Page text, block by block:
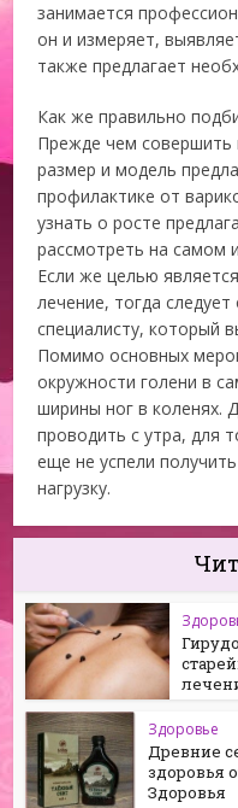
занимается
он и измеряет,
также предлагает
Как же правильно
Прежде чем совершить
размер и модель
профилактике от
узнать о росте
рассмотреть на самом
Если же целью
лечение, тогда
специалисту, который
Помимо основных
окружности голени в
ширины ног в коленях.
проводить с утра, для
еще не успели
нагрузку.
Здоровье
Древние
здоровья
Здоровья